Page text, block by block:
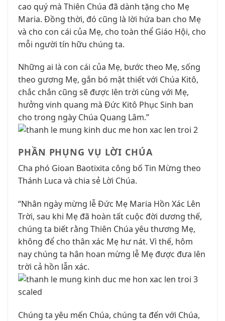
cao quý mà Thiên Chúa đã dành tặng cho Mẹ
Maria. Đồng thời, đó cũng là lời hứa ban cho Mẹ
và cho con cái của Mẹ, cho toàn thể Giáo Hội, cho
mỗi người tín hữu chúng ta.
Những ai là con cái của Mẹ, bước theo Mẹ, sống
theo gương Mẹ, gắn bó mật thiết với Chúa Kitô,
chắc chắn cũng sẽ được lên trời cùng với Mẹ,
hưởng vinh quang mà Đức Kitô Phục Sinh ban
cho trong ngày Chúa Quang Lâm.”
PHẦN PHỤNG VỤ LỜI CHÚA
Cha phó Gioan Baotixita công bố Tin Mừng theo
Thánh Luca và chia sẻ Lời Chúa.
“Nhân ngày mừng lễ Đức Mẹ Maria Hồn Xác Lên
Trời, sau khi Mẹ đã hoàn tất cuộc đời dương thế,
chúng ta biết rằng Thiên Chúa yêu thương Mẹ,
không để cho thân xác Mẹ hư nát. Vì thế, hôm
nay chúng ta hân hoan mừng lễ Mẹ được đưa lên
trời cả hồn lẫn xác.
Chúng ta yêu mến Chúa, chúng ta đến với Chúa,